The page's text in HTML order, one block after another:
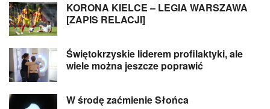
KORONA KIELCE – LEGIA WARSZAWA
[ZAPIS RELACJI]
Świętokrzyskie liderem profilaktyki, ale
wiele można jeszcze poprawić
W środę zaćmienie Słońca